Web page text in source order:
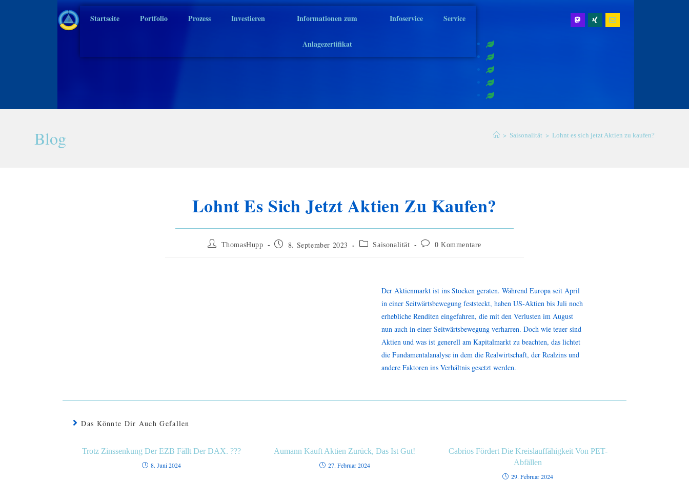
Startseite Portfolio Prozess Investieren Informationen zum
Anlagezertifikat
Infoservice Service
Blog > Saisonalität > Lohnt es sich jetzt Aktien zu kaufen?
Lohnt Es Sich Jetzt Aktien Zu Kaufen?
ThomasHupp 8. September 2023 Saisonalität 0 Kommentare
Der Aktienmarkt ist ins Stocken geraten. Während Europa seit April
in einer Seitwärtsbewegung feststeckt, haben US-Aktien bis Juli noch
erhebliche Renditen eingefahren, die mit den Verlusten im August
nun auch in einer Seitwärtsbewegung verharren. Doch wie teuer sind
Aktien und was ist generell am Kapitalmarkt zu beachten, das lichtet
die Fundamentalanalyse in dem die Realwirtschaft, der Realzins und
andere Faktoren ins Verhältnis gesetzt werden.
Das Könnte Dir Auch Gefallen
Trotz Zinssenkung Der EZB Fällt Der DAX. ???
8. Juni 2024
Aumann Kauft Aktien Zurück, Das Ist Gut!
27. Februar 2024
Cabrios Fördert Die Kreislauffähigkeit Von PET-
Abfällen
29. Februar 2024